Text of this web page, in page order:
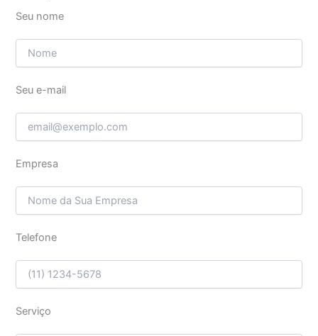
Seu nome
Seu e-mail
Empresa
Telefone
Serviço